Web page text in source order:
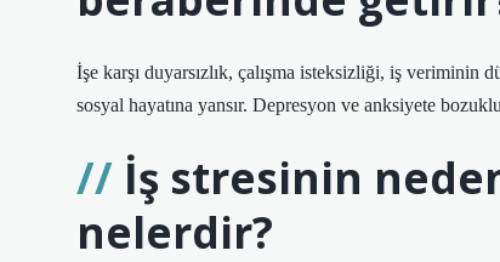
İşe karşı duyarsızlık, çalışma isteksizliği, iş
sosyal hayatına yansır. Depresyon ve anksiyete
İş stresinin
nelerdir?